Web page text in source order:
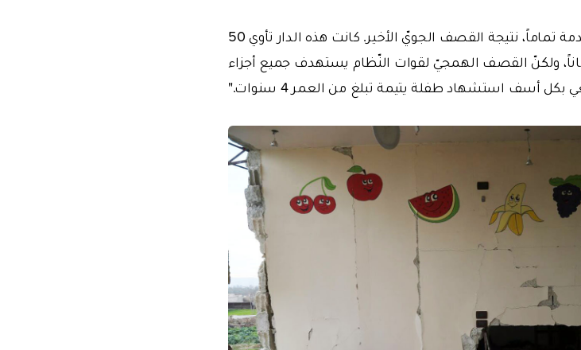
وأضاف يملك "لقد خرجت دار الأيتام عن الخدمة تماماً، نتيجة القصف الجويّ الأخير. كانت هذه الدار تأوي 50
أماناً، ولكنّ القصف الهمجيّ لقوات النّظام يستهدف جميع أجزاء
أسف استشهاد طفلة يتيمة تبلغ من العمر 4 سنوات."